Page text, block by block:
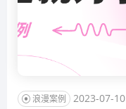
浪漫案例 2023-07-10